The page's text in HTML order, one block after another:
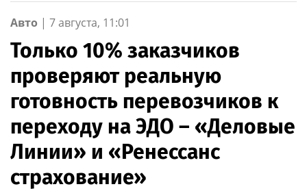
Авто | 7 августа, 11:01
Только 10% заказчиков
проверяют реальную
готовность перевозчиков к
переходу на ЭДО – «Деловые
Линии» и «Ренессанс
страхование»